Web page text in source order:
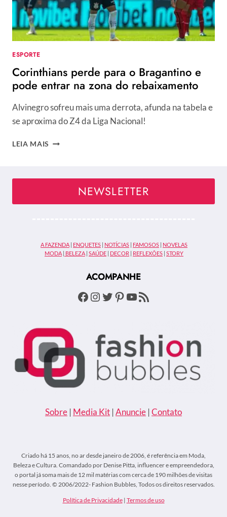
QUE
IRÃO
TRANSMITIR
O
ESPORTE
Corinthians perde para o Bragantino e
pode entrar na zona do rebaixamento
Alvinegro sofreu mais uma derrota, afunda na tabela e
se aproxima do Z4 da Liga Nacional!
LEIA MAIS CORINTHIANS
PODE
DO
REBAIXAMENTO
NEWSLETTER
A FAZENDA ENQUETES NOTÍCIAS FAMOSOS
NOVELAS
MODA
BELEZA SAÚDE DECOR REFLEXÕES STORY
ACOMPANHE
Facebook
Instagram
Twitter
Pinterest
Youtube
Feed RSS
Sobre | Media Kit | Anuncie | Contato
Criado há 15 anos, no ar desde janeiro de 2006, é referência em Moda,
Beleza e Cultura. Comandado por Denise Pitta, influencer e empreendedora,
o portal já soma mais de 12 mil matérias com cerca de 190 milhões de visitas
nesse período. © 2006/2022- Fashion Bubbles, Todos os direitos reservados.
Política de Privacidade| Termos de uso